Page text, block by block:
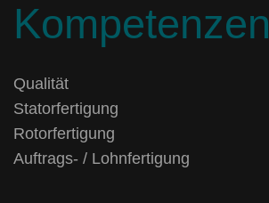
Kompetenzen
Qualität
Statorfertigung
Rotorfertigung
Auftrags- / Lohnfertigung